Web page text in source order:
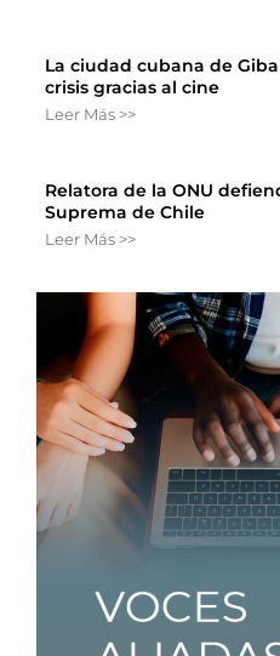
La ciudad cubana de
crisis gracias al cine
Leer Más >>
Relatora de la ONU
Suprema de Chile
Leer Más >>